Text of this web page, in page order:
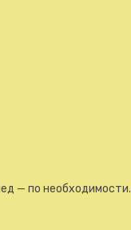
— по необходимости.